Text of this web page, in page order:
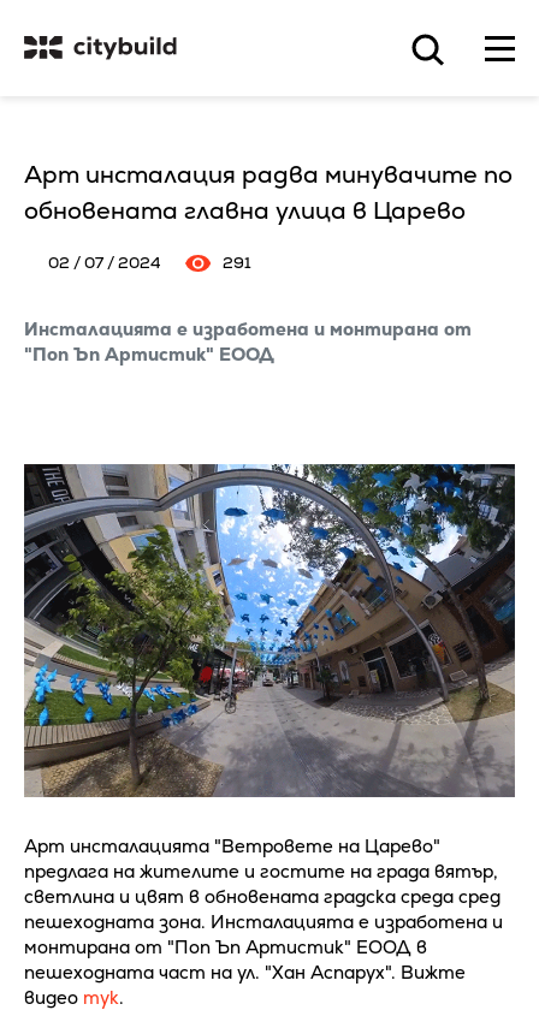
Арт инсталация радва минувачите по
обновената главна улица в Царево
02 / 07 / 2024 291
Инсталацията е изработена и монтирана от
"Поп Ъп Артистик" ЕООД
Арт инсталацията "Ветровете на Царево"
предлага на жителите и гостите на града вятър,
светлина и цвят в обновената градска среда сред
пешеходната зона. Инсталацията е изработена и
монтирана от "Поп Ъп Артистик" ЕООД в
пешеходната част на ул. "Хан Аспарух". Вижте
видео тук.